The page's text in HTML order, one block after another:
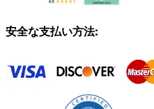
安全な支払い方法: